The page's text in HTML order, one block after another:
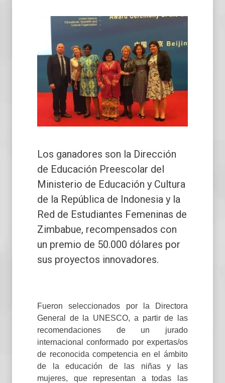
Los ganadores son la Dirección
de Educación Preescolar del
Ministerio de Educación y Cultura
de la República de Indonesia y la
Red de Estudiantes Femeninas de
Zimbabue, recompensados con
un premio de 50.000 dólares por
sus proyectos innovadores.
Fueron seleccionados por la Directora
General de la UNESCO, a partir de las
recomendaciones de un jurado
internacional conformado por expertas/os
de reconocida competencia en el ámbito
de la educación de las niñas y las
mujeres, que representan a todas las